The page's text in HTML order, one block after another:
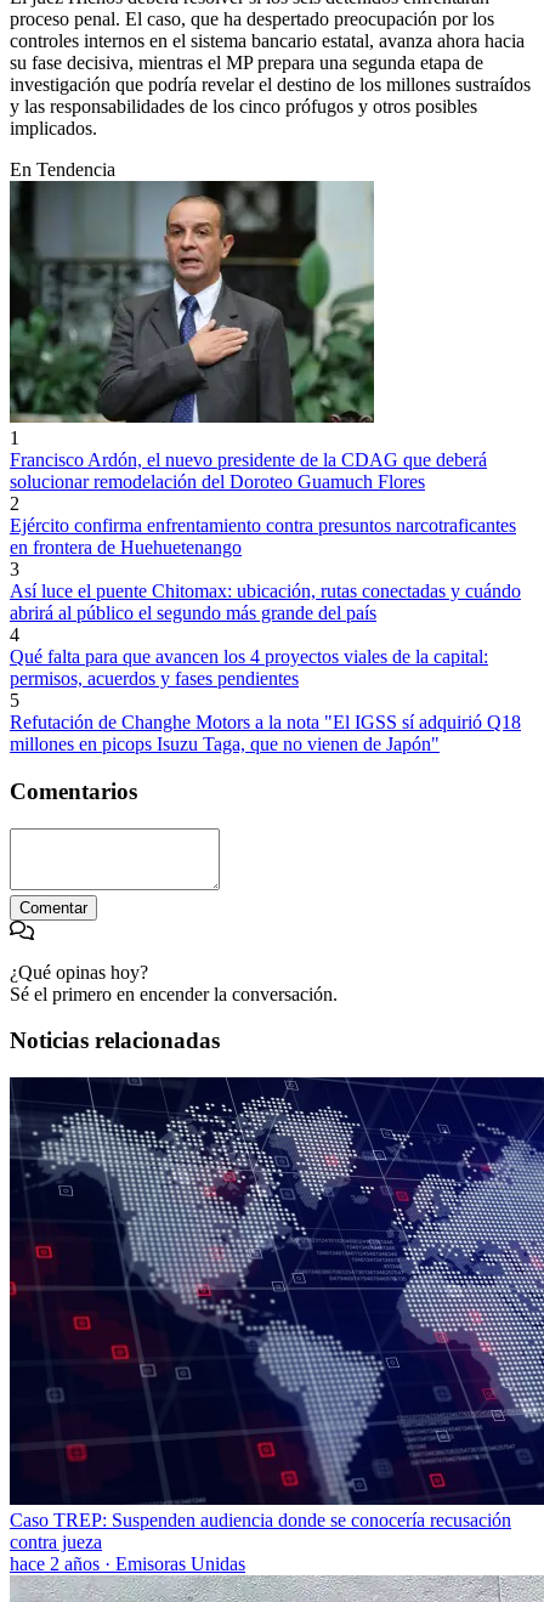
proceso penal. El caso, que ha despertado preocupación por los
controles internos en el sistema bancario estatal, avanza ahora hacia
su fase decisiva, mientras el MP prepara una segunda etapa de
investigación que podría revelar el destino de los millones sustraídos
y las responsabilidades de los cinco prófugos y otros posibles
implicados.
En Tendencia
1
Francisco Ardón, el nuevo presidente de la CDAG que deberá
solucionar remodelación del Doroteo Guamuch Flores
2
Ejército confirma enfrentamiento contra presuntos narcotraficantes
en frontera de Huehuetenango
3
Así luce el puente Chitomax: ubicación, rutas conectadas y cuándo
abrirá al público el segundo más grande del país
4
Qué falta para que avancen los 4 proyectos viales de la capital:
permisos, acuerdos y fases pendientes
5
Refutación de Changhe Motors a la nota "El IGSS sí adquirió Q18
millones en picops Isuzu Taga, que no vienen de Japón"
Comentarios
Comentar
¿Qué opinas hoy?
Sé el primero en encender la conversación.
Noticias relacionadas
Caso TREP: Suspenden audiencia donde se conocería recusación
contra jueza
hace 2 años · Emisoras Unidas